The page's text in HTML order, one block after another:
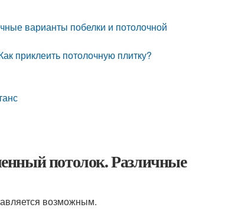
варианты побелки и потолочной
приклеить потолочную плитку?
потолок. Различные
возможным.